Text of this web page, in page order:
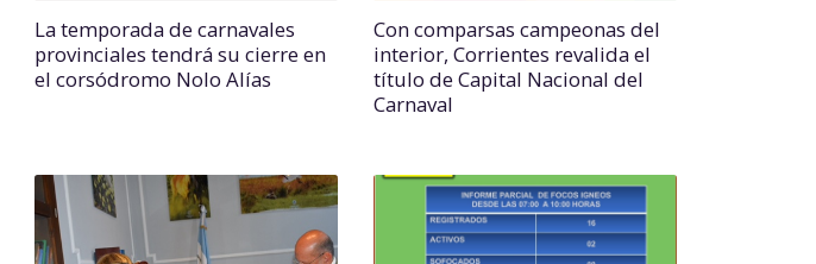
La temporada de carnavales
provinciales tendrá su cierre en
el corsódromo Nolo Alías
Con comparsas campeonas del
interior, Corrientes revalida el
título de Capital Nacional del
Carnaval